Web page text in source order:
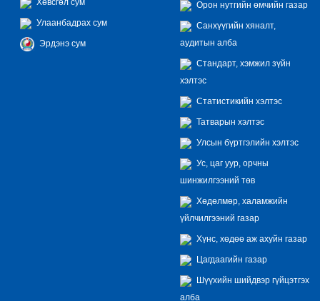
Улаанбадрах сум
Эрдэнэ сум
Орон нутгийн өмчийн газар
Санхүүгийн хяналт,
аудитын алба
Стандарт, хэмжил зүйн
хэлтэс
Статистикийн хэлтэс
Татварын хэлтэс
Улсын бүртгэлийн хэлтэс
Ус, цаг уур, орчны
шинжилгээний төв
Хөдөлмөр, халамжийн
үйлчилгээний газар
Хүнс, хөдөө аж ахуйн газар
Цагдаагийн газар
Шүүхийн шийдвэр гүйцэтгэх
алба